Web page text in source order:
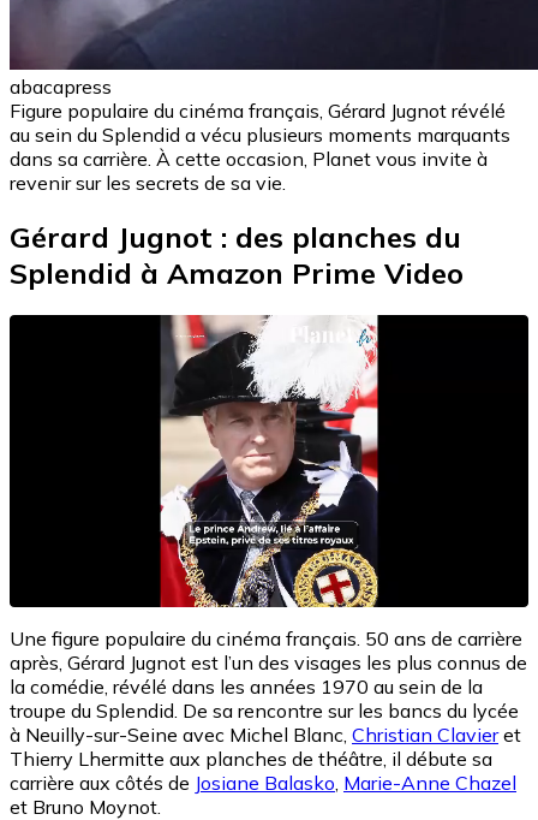
abacapress
Figure populaire du cinéma français, Gérard Jugnot révélé
au sein du Splendid a vécu plusieurs moments marquants
dans sa carrière. À cette occasion, Planet vous invite à
revenir sur les secrets de sa vie.
Gérard Jugnot : des planches du
Splendid à Amazon Prime Video
Une figure populaire du cinéma français. 50 ans de carrière
après, Gérard Jugnot est l’un des visages les plus connus de
la comédie, révélé dans les années 1970 au sein de la
troupe du Splendid. De sa rencontre sur les bancs du lycée
à Neuilly-sur-Seine avec Michel Blanc, Christian Clavieret
Thierry Lhermitte aux planches de théâtre, il débute sa
carrière aux côtés de Josiane Balasko Marie-Anne Chazel
et Bruno Moynot.